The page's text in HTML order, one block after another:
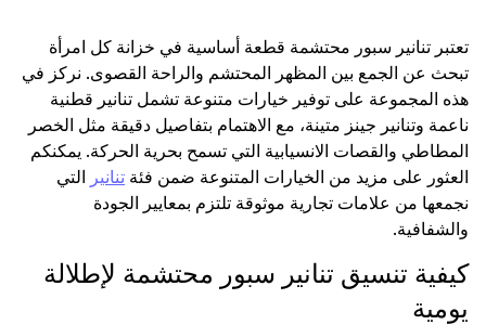
تعتبر تنانير سبور محتشمة قطعة أساسية في خزانة كل امرأة
تبحث عن الجمع بين المظهر المحتشم والراحة القصوى. نركز في
هذه المجموعة على توفير خيارات متنوعة تشمل تنانير قطنية
ناعمة وتنانير جينز متينة، مع الاهتمام بتفاصيل دقيقة مثل الخصر
المطاطي والقصات الانسيابية التي تسمح بحرية الحركة. يمكنكم
العثور على مزيد من الخيارات المتنوعة ضمن فئة تنانير التي
نجمعها من علامات تجارية موثوقة تلتزم بمعايير الجودة
والشفافية.
كيفية تنسيق تنانير سبور محتشمة لإطلالة
يومية